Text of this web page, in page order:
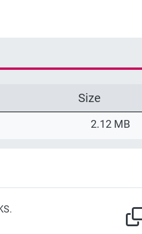
Size
2.12 MB